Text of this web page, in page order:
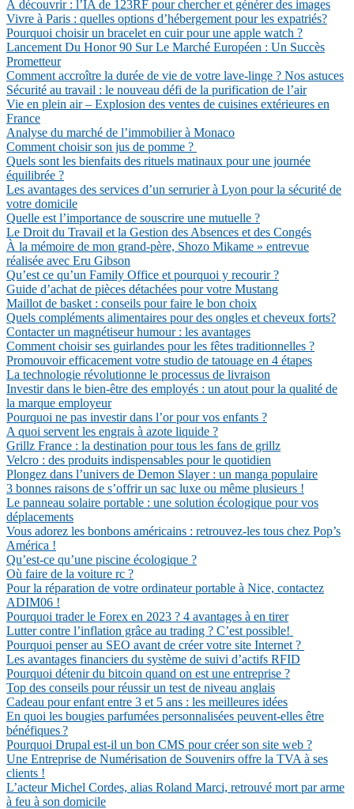
À découvrir : l’IA de 123RF pour chercher et générer des images
Vivre à Paris : quelles options d’hébergement pour les expatriés?
Pourquoi choisir un bracelet en cuir pour une apple watch ?
Lancement Du Honor 90 Sur Le Marché Européen : Un Succès
Prometteur
Comment accroître la durée de vie de votre lave-linge ? Nos astuces
Sécurité au travail : le nouveau défi de la purification de l’air
Vie en plein air – Explosion des ventes de cuisines extérieures en
France
Analyse du marché de l’immobilier à Monaco
Comment choisir son jus de pomme ?
Quels sont les bienfaits des rituels matinaux pour une journée
équilibrée ?
Les avantages des services d’un serrurier à Lyon pour la sécurité de
votre domicile
Quelle est l’importance de souscrire une mutuelle ?
Le Droit du Travail et la Gestion des Absences et des Congés
À la mémoire de mon grand-père, Shozo Mikame » entrevue
réalisée avec Eru Gibson
Qu’est ce qu’un Family Office et pourquoi y recourir ?
Guide d’achat de pièces détachées pour votre Mustang
Maillot de basket : conseils pour faire le bon choix
Quels compléments alimentaires pour des ongles et cheveux forts?
Contacter un magnétiseur humour : les avantages
Comment choisir ses guirlandes pour les fêtes traditionnelles ?
Promouvoir efficacement votre studio de tatouage en 4 étapes
La technologie révolutionne le processus de livraison
Investir dans le bien-être des employés : un atout pour la qualité de
la marque employeur
Pourquoi ne pas investir dans l’or pour vos enfants ?
A quoi servent les engrais à azote liquide ?
Grillz France : la destination pour tous les fans de grillz
Velcro : des produits indispensables pour le quotidien
Plongez dans l’univers de Demon Slayer : un manga populaire
3 bonnes raisons de s’offrir un sac luxe ou même plusieurs !
Le panneau solaire portable : une solution écologique pour vos
déplacements
Vous adorez les bonbons américains : retrouvez-les tous chez Pop’s
América !
Qu’est-ce qu’une piscine écologique ?
Où faire de la voiture rc ?
Pour la réparation de votre ordinateur portable à Nice, contactez
ADIM06 !
Pourquoi trader le Forex en 2023 ? 4 avantages à en tirer
Lutter contre l’inflation grâce au trading ? C’est possible!
Pourquoi penser au SEO avant de créer votre site Internet ?
Les avantages financiers du système de suivi d’actifs RFID
Pourquoi détenir du bitcoin quand on est une entreprise ?
Top des conseils pour réussir un test de niveau anglais
Cadeau pour enfant entre 3 et 5 ans : les meilleures idées
En quoi les bougies parfumées personnalisées peuvent-elles être
bénéfiques ?
Pourquoi Drupal est-il un bon CMS pour créer son site web ?
Une Entreprise de Numérisation de Souvenirs offre la TVA à ses
clients !
L’acteur Michel Cordes, alias Roland Marci, retrouvé mort par arme
à feu à son domicile